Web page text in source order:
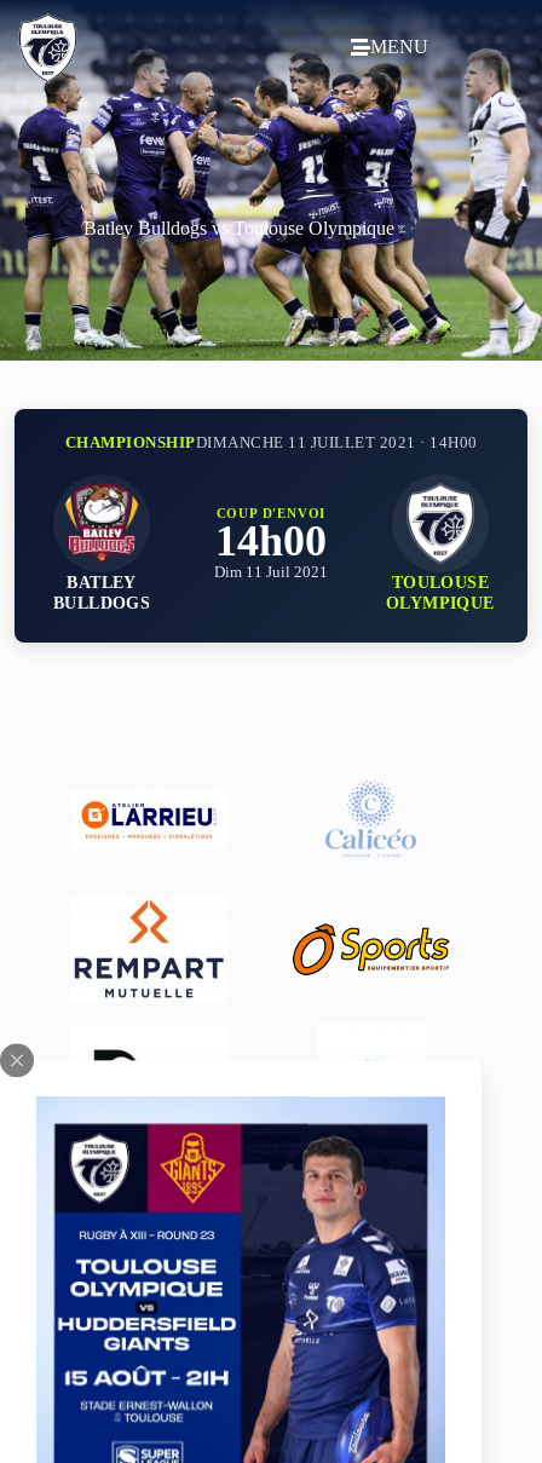
MENU
Batley Bulldogs vs Toulouse Olympique
CHAMPIONSHIPDIMANCHE 11 JUILLET 2021 · 14H00
BATLEY
BULLDOGS
COUP D'ENVOI
14h00
Dim 11 Juil 2021
TOULOUSE
OLYMPIQUE